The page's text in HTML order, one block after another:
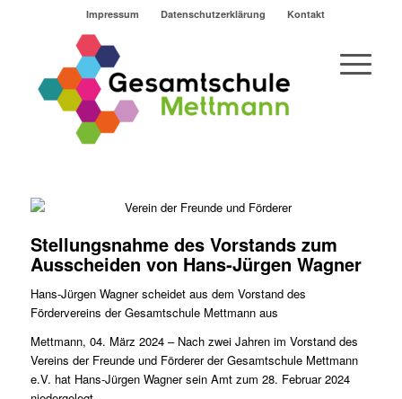
Impressum Datenschutzerklärung Kontakt
Stellungsnahme des Vorstands zum
Ausscheiden von Hans-Jürgen Wagner
Hans-Jürgen Wagner scheidet aus dem Vorstand des
Fördervereins der Gesamtschule Mettmann aus
Mettmann, 04. März 2024 – Nach zwei Jahren im Vorstand des
Vereins der Freunde und Förderer der Gesamtschule Mettmann
e.V. hat Hans-Jürgen Wagner sein Amt zum 28. Februar 2024